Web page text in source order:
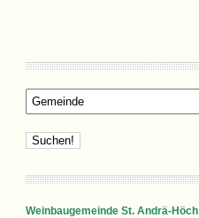
Weinbaugemeinde St. Andrä-Höch